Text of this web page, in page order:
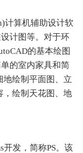
计算机辅助设计软
计图等。对于环
的基本绘图
的室内家具和简
地绘制平面图、立
，绘制天花图、地
开发，简称PS。该